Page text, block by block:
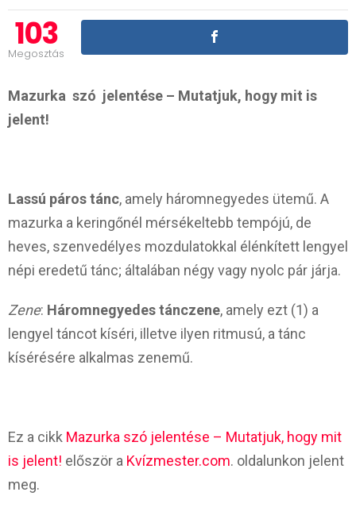
103
Megosztás
Mazurka szó jelentése – Mutatjuk, hogy mit is
jelent!
Lassú páros tánc, amely háromnegyedes ütemű. A
mazurka a keringőnél mérsékeltebb tempójú, de
heves, szenvedélyes mozdulatokkal élénkített lengyel
népi eredetű tánc; általában négy vagy nyolc pár járja.
Zene: Háromnegyedes tánczene, amely ezt (1) a
lengyel táncot kíséri, illetve ilyen ritmusú, a tánc
kísérésére alkalmas zenemű.
Ez a cikk Mazurka szó jelentése – Mutatjuk, hogy mit
is jelent! először a Kvízmester.com. oldalunkon jelent
meg.